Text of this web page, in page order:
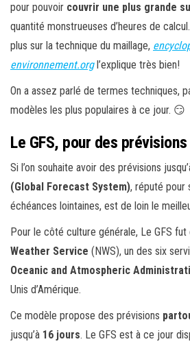
pour pouvoir couvrir une plus grande
quantité monstrueuses d’heures de
plus sur la technique du maillage,
environnement.orgl’explique très bien!
On a assez parlé de termes techniques,
modèles les plus populaires à ce jour. 😏
Le GFS, pour des
Si l’on souhaite avoir des prévisions
(Global Forecast System), réputé pour
échéances lointaines, est de loin le
Pour le côté culture générale, Le GFS fut
Weather Service (NWS), un des six
Oceanic and Atmospheric
Unis d’Amérique.
Ce modèle propose des prévisions
jusqu’à 16 jours. Le GFS est à ce jour